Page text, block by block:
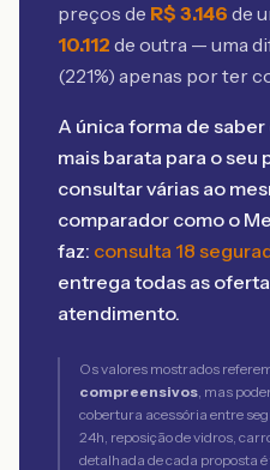
preços de R$ 3.146 de
10.112 de outra — uma
(221%) apenas por ter
A única forma de
mais barata para o
consultar várias ao
comparador como o
faz: consulta 18
entrega todas as
atendimento.
Os valores mostrados
compreensivos, mas
cobertura acessória entre
24h, reposição de vidros,
detalhada de cada proposta